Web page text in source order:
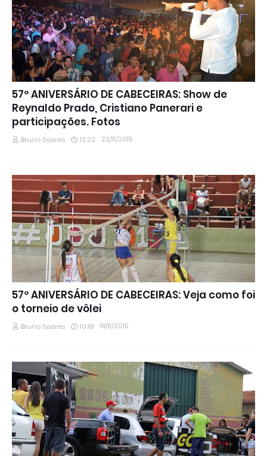
57º ANIVERSÁRIO DE CABECEIRAS: Show de
Reynaldo Prado, Cristiano Panerari e
participações. Fotos
Bruno Soares 12:22 22/11/2015
57º ANIVERSÁRIO DE CABECEIRAS: Veja como foi
o torneio de vôlei
Bruno Soares 10:18 18/11/2015